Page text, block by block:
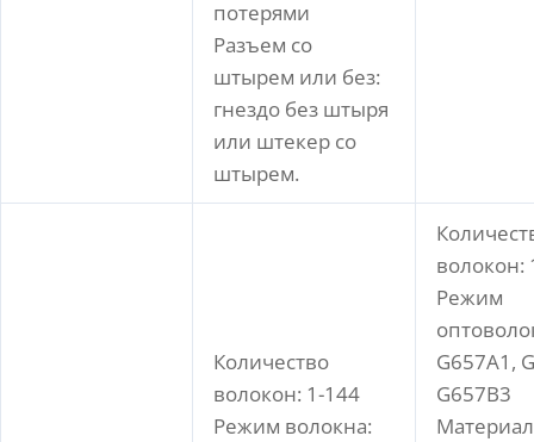
потерями
Разъем со
штырем или без:
гнездо без штыря
или штекер со
штырем.
Количество
волокон: 1-144
Режим волокна:
волокон:
Режим
G657A1,
G657B3